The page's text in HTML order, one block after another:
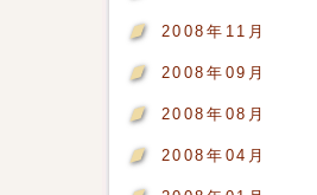
2008年11月
2008年09月
2008年08月
2008年04月